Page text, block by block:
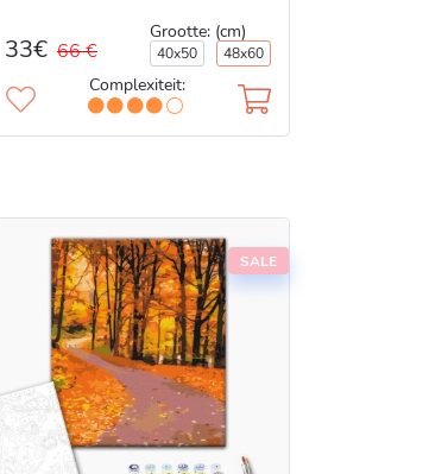
33€ 66 €
Grootte: (cm)
40x50 48x60
Complexiteit:
SALE